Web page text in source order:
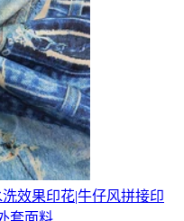
效果印花|牛仔风拼接印
套面料